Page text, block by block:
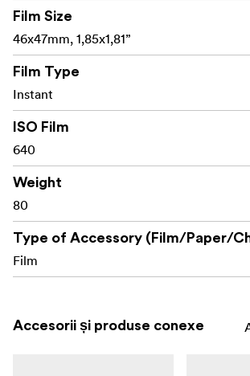
Film Size
46x47mm, 1,85x1,81”
Film Type
Instant
ISO Film
640
Weight
80
Type of Accessory (Film/Paper/
Film
Accesorii și produse conexe